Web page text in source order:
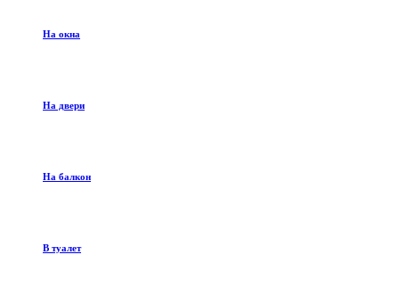
На окна
На двери
На балкон
В туалет